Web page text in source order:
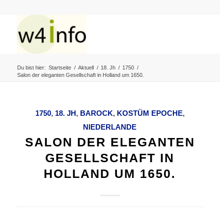
Du bist hier: Startseite / Aktuell / 18. Jh / 1750 /
Salon der eleganten Gesellschaft in Holland um 1650.
1750, 18. JH, BAROCK, KOSTÜM EPOCHE,
NIEDERLANDE
SALON DER ELEGANTEN
GESELLSCHAFT IN
HOLLAND UM 1650.